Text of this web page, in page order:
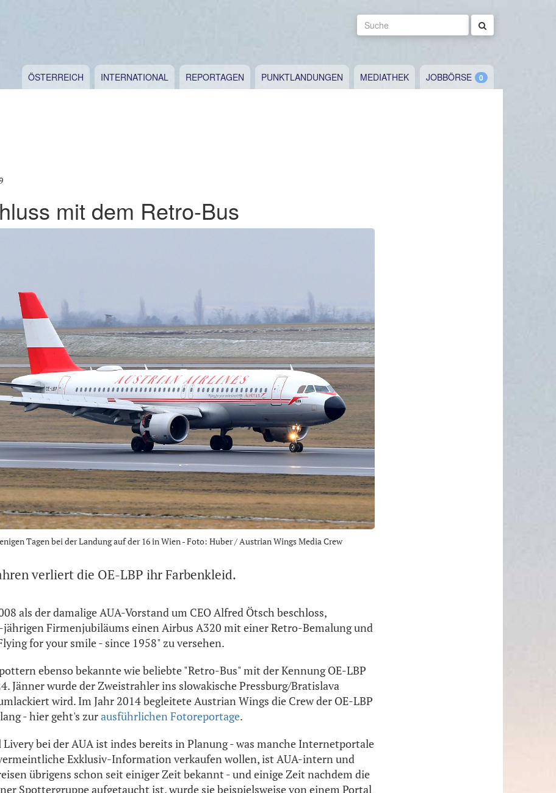
Suche
ÖSTERREICH INTERNATIONAL REPORTAGEN PUNKTLANDUNGEN MEDIATHEK JOBBÖRSE
mit dem Retro-Bus
Tagen bei der Landung auf der 16 in Wien - Foto: Huber / Austrian Wings Media Crew
verliert die OE-LBP ihr Farbenkleid.
als der damalige AUA-Vorstand um CEO Alfred Ötsch beschloss,
jährigen Firmenjubiläums einen Airbus A320 mit einer Retro-Bemalung und
for your smile - since 1958" zu versehen.
ebenso bekannte wie beliebte "Retro-Bus" mit der Kennung OE-LBP
Jänner wurde der Zweistrahler ins slowakische Pressburg/Bratislava
wird. Im Jahr 2014 begleitete Austrian Wings die Crew der OE-LBP
- hier geht's zurausführlichen Fotoreportage.
Livery bei der AUA ist indes bereits in Planung - was manche Internetportale
Exklusiv-Information verkaufen wollen, ist AUA-intern und
übrigens schon seit einiger Zeit bekannt - und einige Zeit nachdem die
Spottergruppe aufgetaucht ist, wurde sie beispielsweise von einem Portal